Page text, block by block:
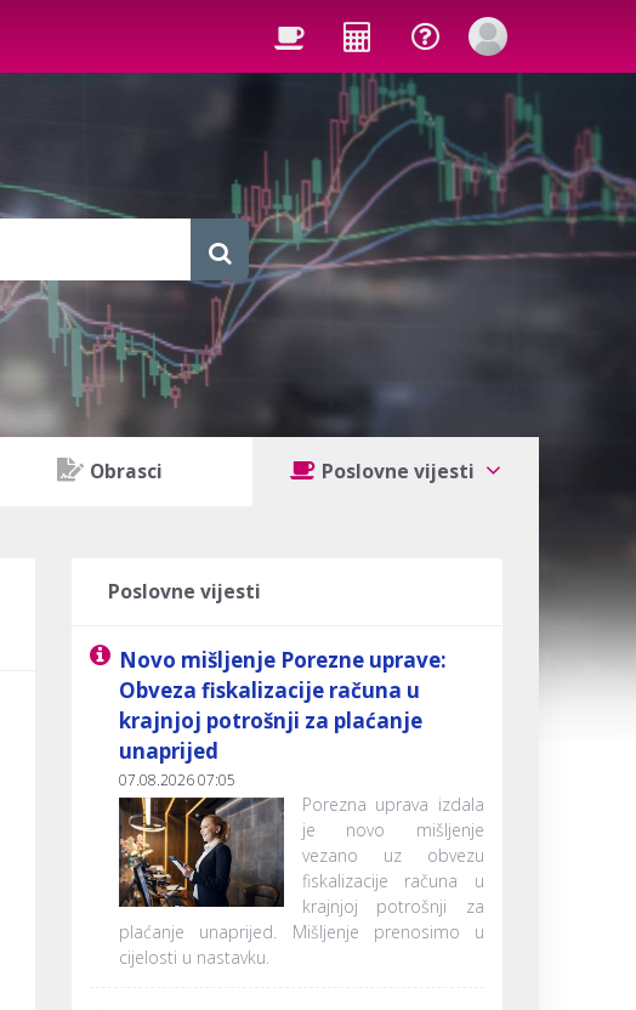
Obrasci Poslovne vijesti
Poslovne vijesti
Novo mišljenje Porezne uprave:
Obveza fiskalizacije računa u
krajnjoj potrošnji za plaćanje
unaprijed
07.08.2026 07:05
Porezna uprava izdala
je novo mišljenje
vezano uz obvezu
fiskalizacije računa u
krajnjoj potrošnji za
plaćanje unaprijed. Mišljenje prenosimo u
cijelosti u nastavku.